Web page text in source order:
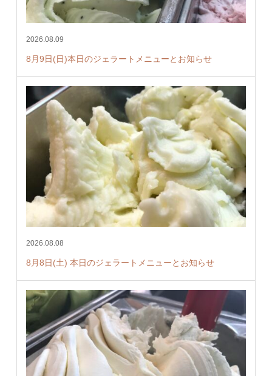
2026.08.09
8月9日(日)本日のジェラートメニューとお知らせ
2026.08.08
8月8日(土) 本日のジェラートメニューとお知らせ